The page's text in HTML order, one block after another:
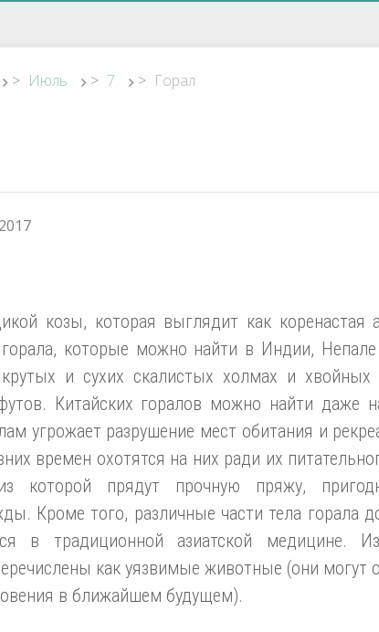
> Июль > 7 > Горал
козы, которая выглядит как коренастая
которые можно найти в Индии,
и сухих скалистых холмах и хвойных
Китайских горалов можно найти даже
угрожает разрушение мест обитания и
времен охотятся на них ради их
которой прядут прочную пряжу,
Кроме того, различные части тела горала
в традиционной азиатской медицине.
как уязвимые животные (они могут
в ближайшем будущем).